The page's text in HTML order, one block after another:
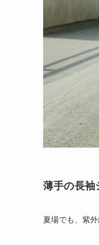
薄手の長袖
夏場でも、紫